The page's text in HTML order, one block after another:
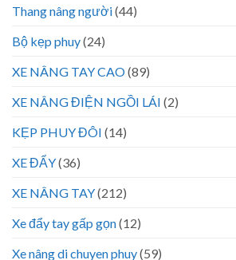
Thang nâng người(44)
Bộ kẹp phuy(24)
XE NÂNG TAY CAO(89)
XE NÂNG ĐIỆN NGỒI LÁI (2)
KẸP PHUY ĐÔI (14)
XE ĐẨY(36)
XE NÂNG TAY(212)
Xe đẩy tay gấp gọn(12)
Xe nâng di chuyen phuy(59)